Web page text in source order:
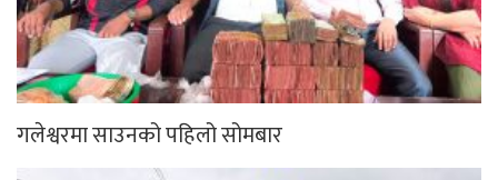
गलेश्वरमा साउनको पहिलो सोमबार